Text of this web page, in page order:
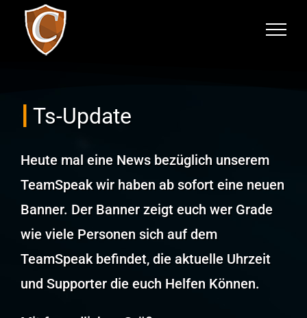
Inhalt
springen
Ts-Update
Heute mal eine News bezüglich unserem
TeamSpeak wir haben ab sofort eine neuen
Banner. Der Banner zeigt euch wer Grade
wie viele Personen sich auf dem
TeamSpeak befindet, die aktuelle Uhrzeit
und Supporter die euch Helfen Können.